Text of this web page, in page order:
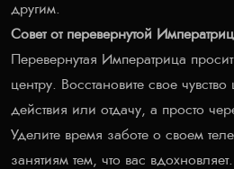
другим.
Совет от перевернутой
Перевернутая Императрица
центру. Восстановите свое
действия или отдачу, а просто
Уделите время заботе о своем
занятиям тем, что вас